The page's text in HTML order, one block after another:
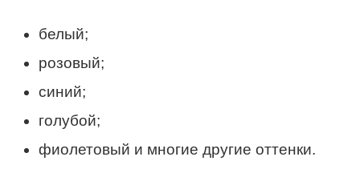
белый;
розовый;
синий;
голубой;
фиолетовый и многие другие оттенки.